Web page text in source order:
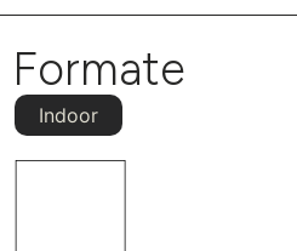
Formate
Indoor